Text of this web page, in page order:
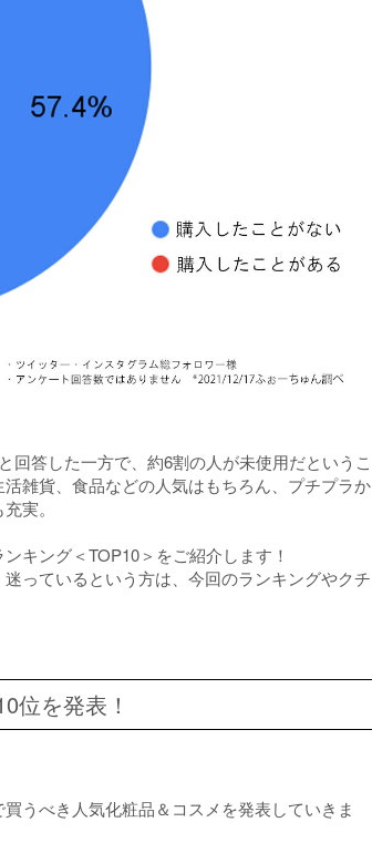
回答した一方で、約6割の人が未使用だというこ
雑貨、食品などの人気はもちろん、プチプラか
実。
キング＜TOP10＞をご紹介します！
っているという方は、今回のランキングやクチ
位を発表！
うべき人気化粧品＆コスメを発表していきま